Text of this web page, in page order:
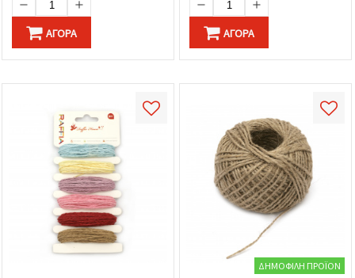
ΑΓΟΡΆ ΑΓΟΡΆ
ΔΗΜΟΦΙΛΉ ΠΡΟΪΌΝ